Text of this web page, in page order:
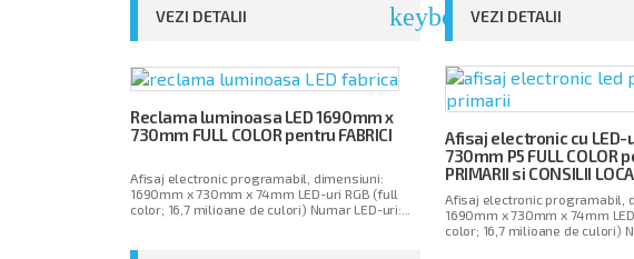
VEZI DETALII keyboard_arrow_right
VEZI DETALII
Reclama luminoasa LED 1690mm x
730mm FULL COLOR pentru FABRICI
Afisaj electronic programabil, dimensiuni:
1690mm x 730mm x 74mm LED-uri RGB (full
color; 16,7 milioane de culori) Numar LED-uri:...
Afisaj electronic cu LED-
730mm P5 FULL COLOR
PRIMARII si CONSILII
Afisaj electronic programabil,
1690mm x 730mm x 74mm
color; 16,7 milioane de culori)